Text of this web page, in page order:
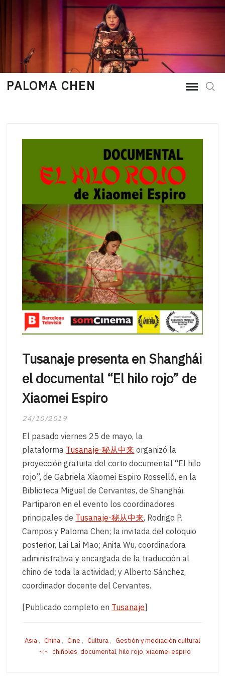
PALOMA CHEN
Tusanaje presenta en Shanghái
el documental “El hilo rojo” de
Xiaomei Espiro
24/10/2019
El pasado viernes 25 de mayo, la
plataforma Tusanaje-秘从中来 organizó la
proyección gratuita del corto documental “El hilo
rojo”, de Gabriela Xiaomei Espiro Rosselló, en la
Biblioteca Miguel de Cervantes, de Shanghái.
Partiparon en el evento los coordinadores
principales de Tusanaje-秘从中来, Rodrigo P.
Campos y Paloma Chen; la invitada del coloquio
posterior, Lai Lai Mao; Anita Wu, coordinadora
administrativa y encargada de la traducción al
chino de toda la actividad; y Alberto Sánchez,
coordinador docente del Cervantes.
[Publicado completo en Tusanaje]
Asia , China , Cine , Cultura , Gestión y mediación cultural
chiñoles, documental, hilo rojo, xiaomei espiro